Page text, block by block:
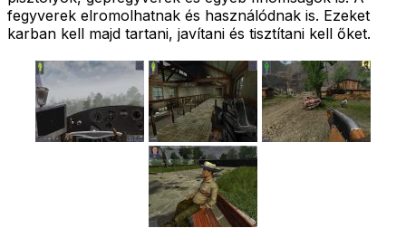
fegyverek elromolhatnak és használódnak is. Ezeket
karban kell majd tartani, javítani és tisztítani kell őket.